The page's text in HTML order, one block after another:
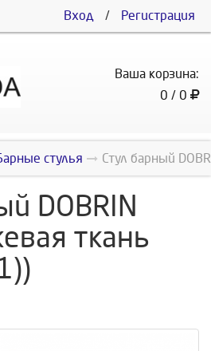
Вход / Регистрация
Ваша корзина:
0 / 0
стулья Стул барный
DOBRIN
ткань